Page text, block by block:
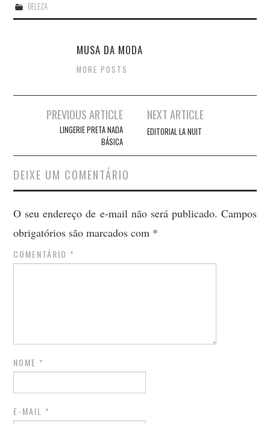
BELEZA
MUSA DA MODA
MORE POSTS
navigation
PREVIOUS ARTICLE
LINGERIE PRETA NADA
BÁSICA
NEXT ARTICLE
EDITORIAL LA NUIT
DEIXE UM COMENTÁRIO
O seu endereço de e-mail não será publicado. Campos
obrigatórios são marcados com *
COMENTÁRIO *
NOME *
E-MAIL *